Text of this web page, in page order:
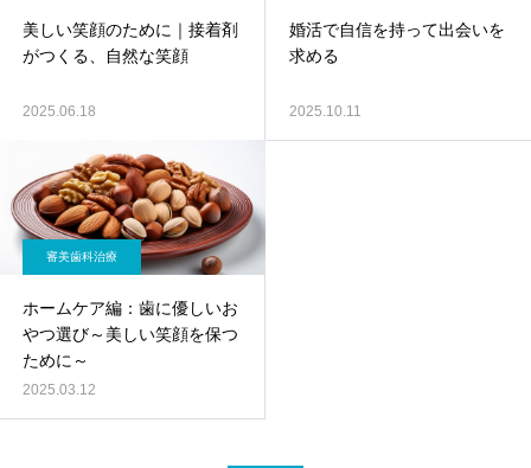
美しい笑顔のために｜接着剤
がつくる、自然な笑顔
2025.06.18
婚活で自信を持って出会いを
求める
2025.10.11
審美歯科治療
ホームケア編：歯に優しいお
やつ選び～美しい笑顔を保つ
ために～
2025.03.12